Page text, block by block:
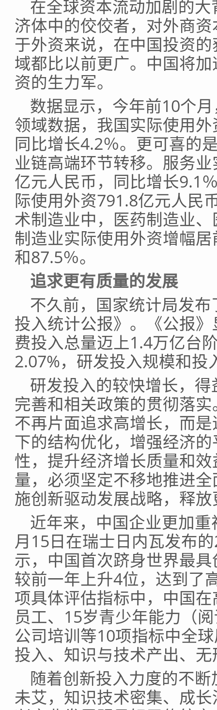
在全球资本流动加剧的
济体中的佼佼者，对外商
于外资来说，在中国投资
域都比以前更广。中国将
资的生力军。
数据显示，今年前10个
领域数据，我国实际使用
同比增长4.2％。更可喜的
业链高端环节转移。服务
亿元人民币，同比增长9.1
际使用外资791.8亿元人民
术制造业中，医药制造业
制造业实际使用外资增幅
和87.5％。
追求更有质量的发展
不久前，国家统计局发
投入统计公报》。《公报
费投入总量迈上1.4万亿台
2.07%，研发投入规模和
研发投入的较快增长，
完善和相关政策的贯彻落
不再片面追求高增长，而
下的结构优化，增强经济
性，提升经济增长质量和
量，必须坚定不移地推进
施创新驱动发展战略，释
近年来，中国企业更加
月15日在瑞士日内瓦发布
示，中国首次跻身世界最
较前一年上升4位，达到了
项具体评估指标中，中国
员工、15岁青少年能力（
公司培训等10项指标中全
投入、知识与技术产出、
随着创新投入力度的不
未艾，知识技术密集、成